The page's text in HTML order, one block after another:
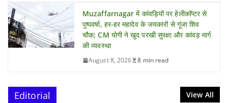
Muzaffarnagar में कांवड़ियों पर हेलीकॉप्टर से
पुष्पवर्षा, हर-हर महादेव के जयकारों से गूंजा शिव
चौक; CM योगी ने खुद परखी सुरक्षा और कांवड़ मार्ग
की व्यवस्था
August 8, 2026 8 min read
Editorial View All